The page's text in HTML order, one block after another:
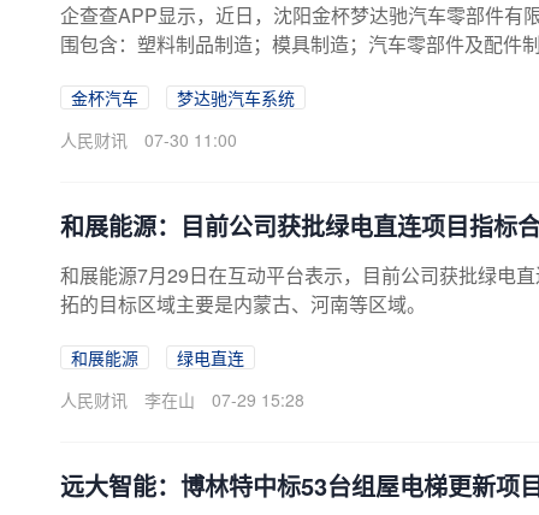
企查查APP显示，近日，沈阳金杯梦达驰汽车零部件有
围包含：塑料制品制造；模具制造；汽车零部件及配件
金杯汽车
梦达驰汽车系统
人民财讯
07-30 11:00
和展能源：目前公司获批绿电直连项目指标
和展能源7月29日在互动平台表示，目前公司获批绿电
拓的目标区域主要是内蒙古、河南等区域。
和展能源
绿电直连
人民财讯
李在山 07-29 15:28
远大智能：博林特中标53台组屋电梯更新项